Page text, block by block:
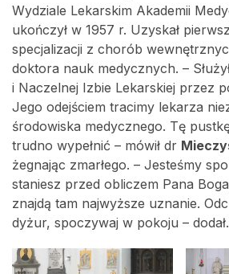
Wydziale Lekarskim Akademii
ukończył w 1957 r. Uzyskał
specjalizacji z chorób
doktora nauk medycznych. –
i Naczelnej Izbie Lekarskiej przez
Jego odejściem tracimy lekarza
środowiska medycznego. Tę
trudno wypełnić – mówił dr
żegnając zmarłego. – Jesteśmy
staniesz przed obliczem Pana
znajdą tam najwyższe uznanie.
dyżur, spoczywaj w pokoju – dodał.